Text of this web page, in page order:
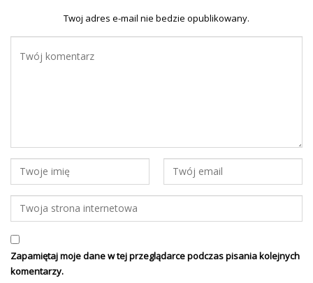
Twoj adres e-mail nie bedzie opublikowany.
Zapamiętaj moje dane w tej przeglądarce podczas pisania kolejnych
komentarzy.